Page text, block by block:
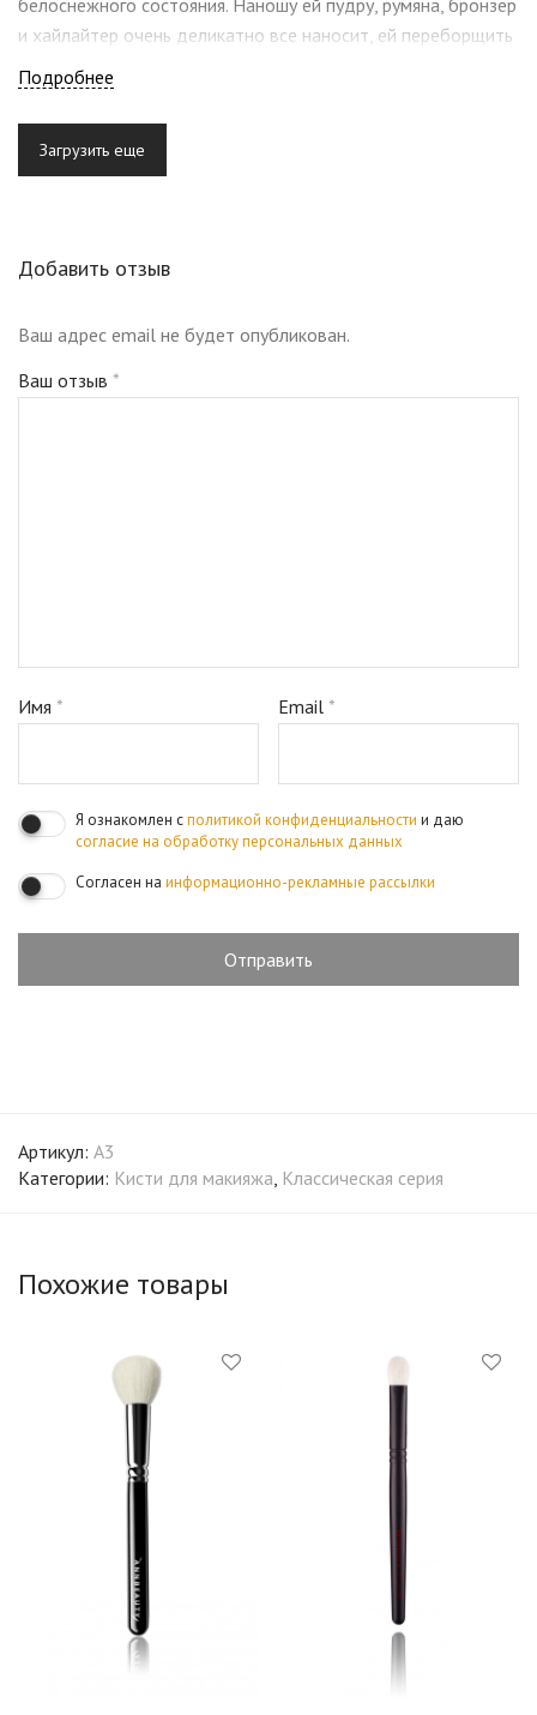
Рекомендованные кисти для макияжа
и хайлайтер очень деликатно все наносит, ей переборщить
точно не получится! Это любовь навсегда ❤️Теперь хочу
купить все кисти annbeauty!
Подробнее
Загрузить еще
Добавить отзыв
Ваш адрес email не будет опубликован.
Ваш отзыв *
Имя * Email*
Я ознакомлен сполитикой конфиденциальности и даю
согласие на обработку персональных данных
Согласен на информационно-рекламные рассылки
Артикул: A3
Категории: Кисти для макияжа Классическая серия
Похожие товары